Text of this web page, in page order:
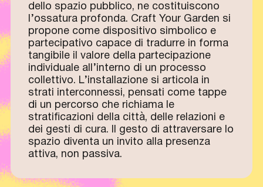
dello spazio pubblico, ne costituiscono
l’ossatura profonda. Craft Your Garden si
propone come dispositivo simbolico e
partecipativo capace di tradurre in forma
tangibile il valore della partecipazione
individuale all’interno di un processo
collettivo. L’installazione si articola in
strati interconnessi, pensati come tappe
di un percorso che richiama le
stratificazioni della città, delle relazioni e
dei gesti di cura. Il gesto di attraversare lo
spazio diventa un invito alla presenza
attiva, non passiva.